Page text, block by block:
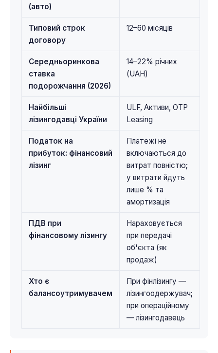
(авто)
Типовий строк
договору
12–60 місяців
Середньоринкова
ставка
подорожчання (2026)
14–22% річних
(UAH)
Найбільші
лізингодавці України
ULF, Активи, OTP
Leasing
Податок на
прибуток: фінансовий
лізинг
Платежі не
включаються до
витрат повністю;
у витрати йдуть
лише % та
амортизація
ПДВ при
фінансовому лізингу
Нараховується
при передачі
об'єкта (як
продаж)
Хто є
балансоутримувачем
При фінлізингу —
лізингоодержувач;
при операційному
— лізингодавець